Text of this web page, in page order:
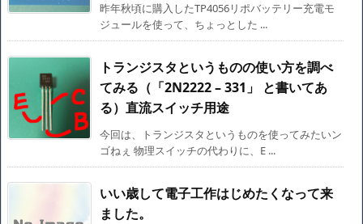
昨年秋頃に購入したTP4056リポバッテリー充電モ
ジュールを使って、ちょっとした ...
トランジスタというものの使い方を調べ
てみる（「2N2222 – 331」 と書いてあ
る）直流スイッチ用途
今回は、トランジスタというものを使ってみたいン
ゴねぇ 物理スイッチの代わりに、E ...
いい歳して電子工作はじめたくなって来
ました。